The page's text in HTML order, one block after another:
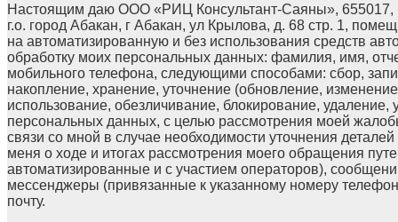
Настоящим даю ООО «РИЦ Консультант-Саяны», 655017,
г.о. город Абакан, г Абакан, ул Крылова, д. 68 стр. 1,
на автоматизированную и без использования средств
обработку моих персональных данных: фамилия, имя,
мобильного телефона, следующими способами: сбор,
накопление, хранение, уточнение (обновление,
использование, обезличивание, блокирование, удаление,
персональных данных, с целью рассмотрения моей
связи со мной в случае необходимости уточнения
меня о ходе и итогах рассмотрения моего обращения
автоматизированные и с участием операторов),
мессенджеры (привязанные к указанному номеру
почту.